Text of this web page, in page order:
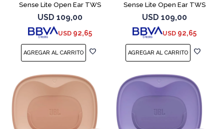
Sense Lite Open Ear TWS
Negro
USD 109,00
USD 92,65
Sense Lite Open Ear TWS
Azul
USD 109,00
USD 92,65